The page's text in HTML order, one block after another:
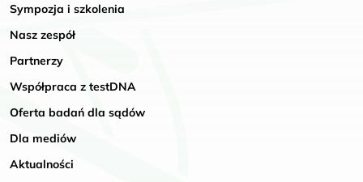
Sympozja i szkolenia
Nasz zespół
Partnerzy
Współpraca z testDNA
Oferta badań dla sądów
Dla mediów
Aktualności